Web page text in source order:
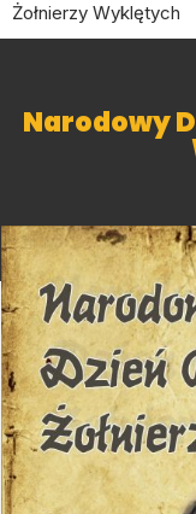
Żołnierzy Wyklętych
Narodowy